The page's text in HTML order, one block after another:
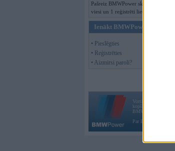
Pašreiz BMWPower skatās 111
viesi un 1 reģistrēti lietotāji.
Ienākt BMWPower
• Pieslēgties
• Reģistrēties
• Aizmirsi paroli?
Vortāls
kopš 2002. gada 14.
BMW AG.
Par BMWPower